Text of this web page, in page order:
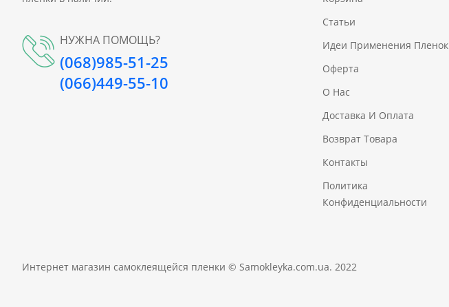
НУЖНА ПОМОЩЬ?
(068)985-51-25
(066)449-55-10
Статьи
Идеи Применения Пленок
Оферта
О Нас
Доставка И Оплата
Возврат Товара
Контакты
Политика
Конфиденциальности
Интернет магазин самоклеящейся пленки © Samokleyka.com.ua. 2022